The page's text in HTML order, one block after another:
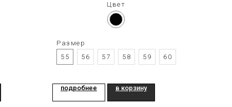
Цвет
Размер
55
56 57 58 59 60
подробнее в корзину